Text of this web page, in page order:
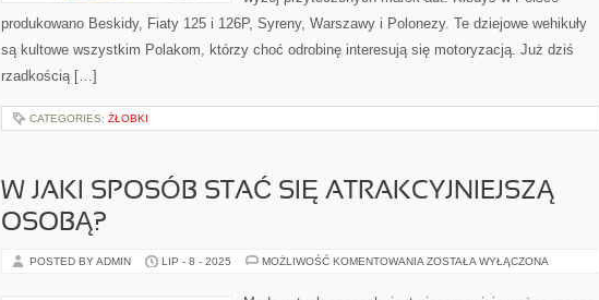
produkowano Beskidy, Fiaty 125 i 126P, Syreny, Warszawy i Polonezy. Te dziejowe wehikuły
są kultowe wszystkim Polakom, którzy choć odrobinę interesują się motoryzacją. Już dziś
rzadkością […]
CATEGORIES: ŻŁOBKI
W JAKI SPOSÓB STAĆ SIĘ ATRAKCYJNIEJSZĄ
OSOBĄ?
POSTED BY ADMIN LIP - 8 - 2025 MOŻLIWOŚĆ KOMENTOWANIA W
STAĆ
ZOSTAŁA WYŁĄCZONA